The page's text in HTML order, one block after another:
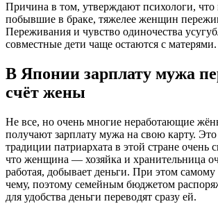
Причина в том, утверждают психологи,
побывшие в браке, тяжелее женщин
Переживания и чувство одиночества
совместные дети чаще остаются с матерями.
В Японии зарплату мужа
счёт жены
Не все, но очень многие неработающие
получают зарплату мужа на свою карту.
традиции патриархата в этой стране очень
что женщина — хозяйка и хранительница
работая, добывает деньги. При этом
чему, поэтому семейным бюджетом
для удобства деньги переводят сразу ей.